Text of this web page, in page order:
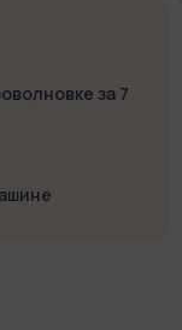
за 7